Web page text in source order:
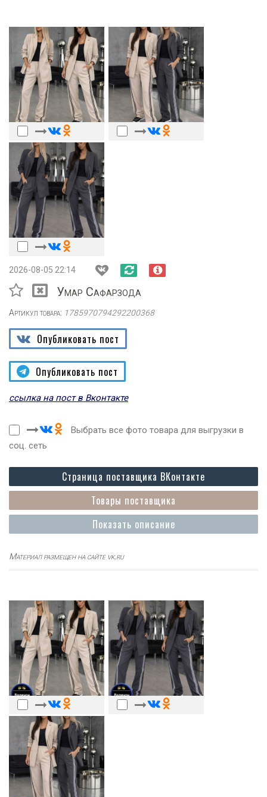
2026-08-05 22:14
Умар Сафарзода
Артикул товара: 1785970794292200368
Опубликовать пост
Опубликовать пост
ссылка на пост в Вконтакте
Выбрать все фото товара для выгрузки в
соц. сеть
Показать описание
Товары поставщика
Страница поставщика ВКонтакте
Материал размещен на сайте vk.ru